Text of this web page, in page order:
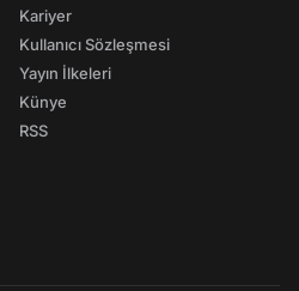
Kariyer
Kullanıcı Sözleşmesi
Yayın İlkeleri
Künye
RSS